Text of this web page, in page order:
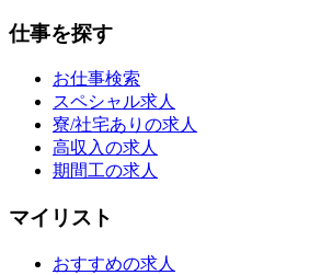
仕事を探す
お仕事検索
スペシャル求人
寮/社宅ありの求人
高収入の求人
期間工の求人
マイリスト
おすすめの求人